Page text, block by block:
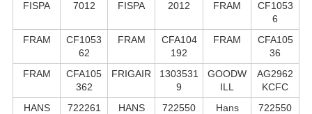
FISPA 7012 FISPA 2012 FRAM
CF1053
6
FRAM
CF1053
62
FRAM
CFA104
192
FRAM
CFA105
36
FRAM
CFA105
362
FRIGAIR
1303531
9
GOODW
ILL
AG2962
KCFC
HANS
722261
HANS
722550
Hans
722550